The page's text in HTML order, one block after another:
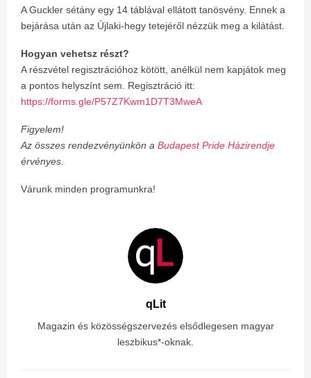
A Guckler sétány egy 14 táblával ellátott tanösvény. Ennek a
bejárása után az Újlaki-hegy tetejéről nézzük meg a kilátást.
Hogyan vehetsz részt?
A részvétel regisztrációhoz kötött, anélkül nem kapjátok meg
a pontos helyszínt sem. Regisztráció itt:
https://forms.gle/P57Z7Kwm1D7T3MweA
Figyelem!
Az összes rendezvényünkön a Budapest Pride Házirendje
érvényes.
Várunk minden programunkra!
qLit
Magazin és közösségszervezés elsődlegesen magyar
leszbikus*-oknak.